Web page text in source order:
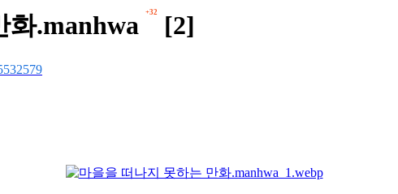
화.manhwa +32 [2]